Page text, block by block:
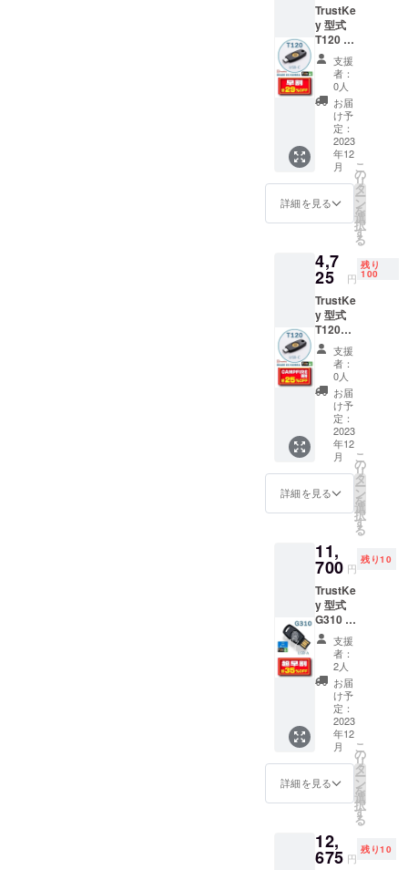
TrustKe
y 型式
T120 早
割
29％OF
販売予
定価格
6,300円
税送料
込み
支援
者：
0人
お届
け予
定：
2023
年12
月
詳細を見る
こ
の
リ
タ
ー
ン
を
選
択
す
る
4,7
25 円
残り
100
TrustKe
y 型式
T120
CAMPF
IRE割
25％OF
F 一般
販売予
定価格
6,300円
税送料
込み
支援
者：
0人
お届
け予
定：
2023
年12
月
詳細を見る
こ
の
リ
タ
ー
ン
を
選
択
す
る
11,
700 円
残り10
TrustKe
y 型式
G310 超
早割
35％OF
F 一般
販売予
定価格
18,000
円 税送
料込み
支援
者：
2人
お届
け予
定：
2023
年12
月
詳細を見る
こ
の
リ
タ
ー
ン
を
選
択
す
る
12,
675 円
残り10